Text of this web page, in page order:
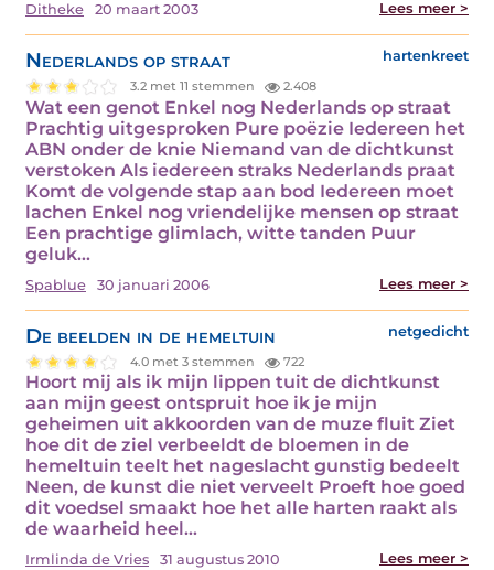
Ditheke 20 maart 2003 Lees meer >
Nederlands op straat hartenkreet
3.2 met 11 stemmen 2.408
Wat een genot Enkel nog Nederlands op straat
Prachtig uitgesproken Pure poëzie Iedereen het
ABN onder de knie Niemand van de dichtkunst
verstoken Als iedereen straks Nederlands praat
Komt de volgende stap aan bod Iedereen moet
lachen Enkel nog vriendelijke mensen op straat
Een prachtige glimlach, witte tanden Puur
geluk…
Spablue 30 januari 2006 Lees meer >
De beelden in de hemeltuin netgedicht
4.0 met 3 stemmen 722
Hoort mij als ik mijn lippen tuit de dichtkunst
aan mijn geest ontspruit hoe ik je mijn
geheimen uit akkoorden van de muze fluit Ziet
hoe dit de ziel verbeeldt de bloemen in de
hemeltuin teelt het nageslacht gunstig bedeelt
Neen, de kunst die niet verveelt Proeft hoe goed
dit voedsel smaakt hoe het alle harten raakt als
de waarheid heel…
Irmlinda de Vries 31 augustus 2010 Lees meer >